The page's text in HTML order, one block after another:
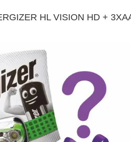
HL VISION HD +